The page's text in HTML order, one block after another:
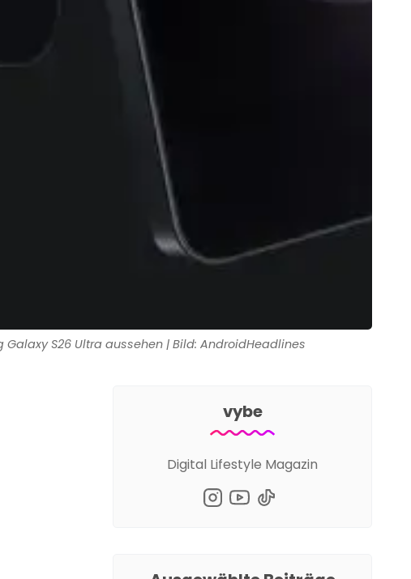
Galaxy S26 Ultra aussehen | Bild: AndroidHeadlines
vybe
Digital Lifestyle Magazin